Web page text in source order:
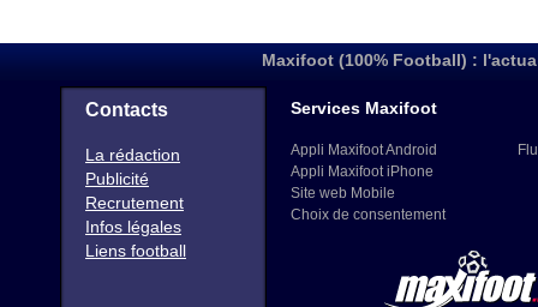
Maxifoot (100% Football) :
Contacts
La rédaction
Publicité
Recrutement
Infos légales
Liens football
Services Maxifoot
Appli Maxifoot Android
Appli Maxifoot iPhone
Site web Mobile
Choix de consentement